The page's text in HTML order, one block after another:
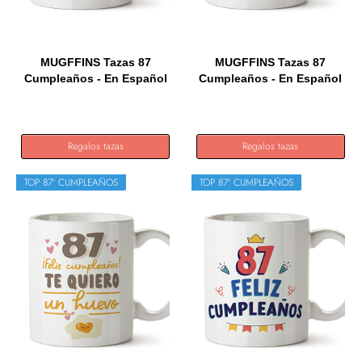
MUGFFINS Tazas 87
Cumpleaños - En Español
Regalos tazas
MUGFFINS Tazas 87
Cumpleaños - En Español
Regalos tazas
TOP 87º CUMPLEAÑOS TOP 87º CUMPLEAÑOS